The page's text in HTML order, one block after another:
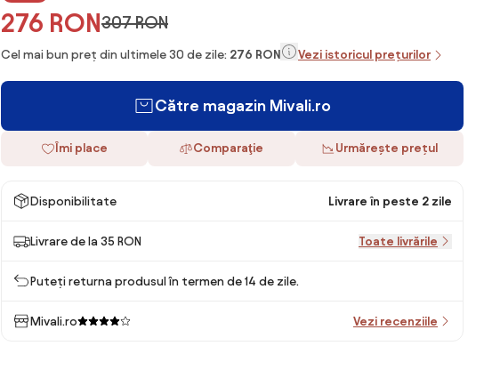
276 RON307 RON
Cel mai bun preț din ultimele 30 de zile: 276 RON Vezi istoricul prețurilor
Către magazin Mivali.ro
Îmi place Comparaţie Urmărește prețul
Disponibilitate Livrare în peste 2 zile
Livrare de la 35 RON Toate livrările
Puteți returna produsul în termen de 14 de zile.
Mivali.ro Vezi recenziile